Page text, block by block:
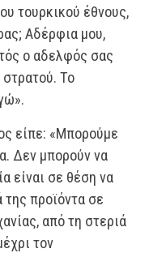
τουρκικού έθνους,
Αδέρφια μου,
ο αδελφός σας
στρατού. Το
είπε: «Μπορούμε
Δεν μπορούν να
είναι σε θέση να
της προϊόντα σε
από τη στεριά
τον